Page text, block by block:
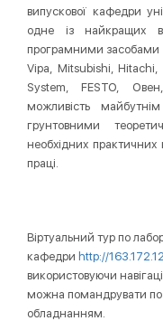
випускової кафедри
одне із найкращих
програмними засобами
Vipa, Mitsubishi,
System, FESTO,
можливість
грунтовними
необхідних
праці.
Віртуальний тур по
кафедри http://
використовуючи
можна помандрувати по
обладнанням.